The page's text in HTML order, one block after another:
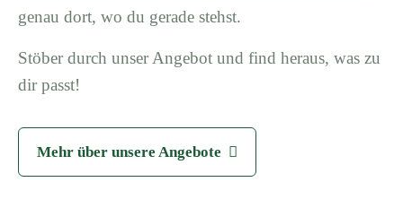
genau dort, wo du gerade stehst.
Stöber durch unser Angebot und find heraus, was zu
dir passt!
Mehr über unsere Angebote